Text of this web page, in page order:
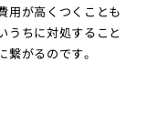
用が高くつくことも
うちに対処すること
がるのです。